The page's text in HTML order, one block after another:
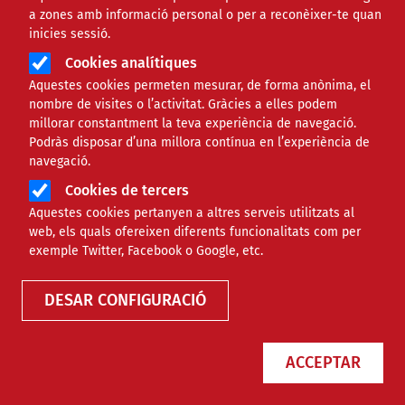
a zones amb informació personal o per a reconèixer-te quan
inicies sessió.
Cookies analítiques
Aquestes cookies permeten mesurar, de forma anònima, el
nombre de visites o l’activitat. Gràcies a elles podem
millorar constantment la teva experiència de navegació.
Podràs disposar d’una millora contínua en l’experiència de
navegació.
Cookies de tercers
Aquestes cookies pertanyen a altres serveis utilitzats al
web, els quals ofereixen diferents funcionalitats com per
exemple Twitter, Facebook o Google, etc.
DESAR CONFIGURACIÓ
ACCEPTAR
Biblioteca
Transgenere’m, promoció per